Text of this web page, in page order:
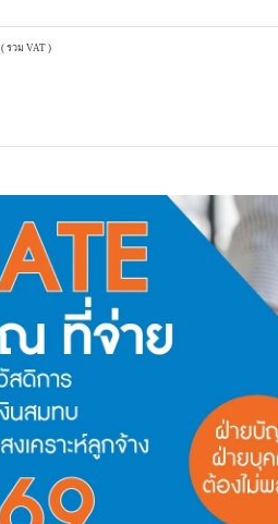
( รวม VAT )